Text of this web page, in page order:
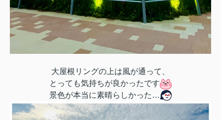
大屋根リングの上は風が通って、
とっても気持ちが良かったです
景色が本当に素晴らしかった…